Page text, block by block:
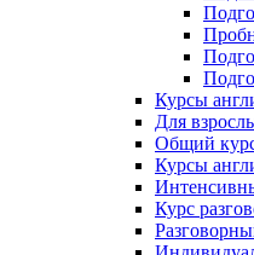
Курсы
Для
Общий
Курсы
Курс